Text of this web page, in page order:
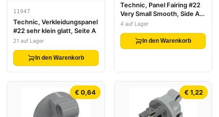
11947
Technic, Verkleidungspanel
#22 sehr klein glatt, Seite A
21 auf Lager
In den Warenkorb
Technic, Panel Fairing #22
Very Small Smooth, Side A
with Air Intake Pattern
4 auf Lager
In den Warenkorb
€ 0,64 € 1,22